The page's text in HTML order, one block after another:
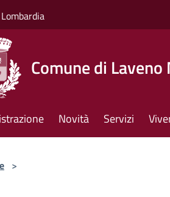
Comune di
Novità Servizi
>